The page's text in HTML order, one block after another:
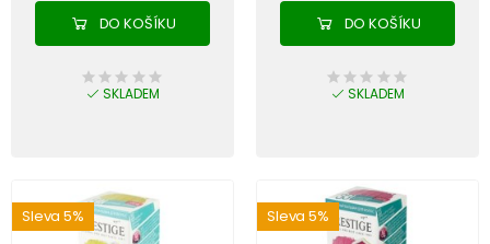
DO KOŠÍKU
SKLADEM
DO KOŠÍKU
SKLADEM
Sleva 5% Sleva 5%